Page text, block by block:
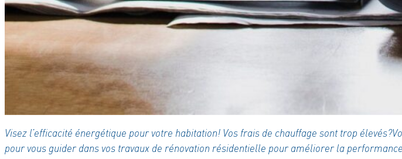
Visez l’efficacité énergétique pour votre habitation! Vos frais de chauffage sont trop
pour vous guider dans vos travaux de rénovation résidentielle pour améliorer la